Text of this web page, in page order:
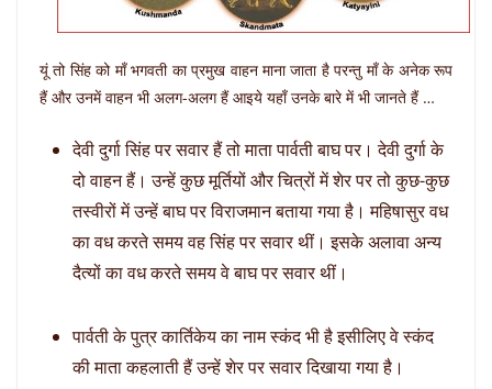
यूं तो सिंह को माँ भगवती का प्रमुख वाहन माना जाता है परन्तु माँ के अनेक रूप
हैं और उनमें वाहन भी अलग-अलग हैं आइये यहाँ उनके बारे में भी जानते हैं …
देवी दुर्गा सिंह पर सवार हैं तो माता पार्वती बाघ पर। देवी दुर्गा के
दो वाहन हैं। उन्हें कुछ मूर्तियों और चित्रों में शेर पर तो कुछ-कुछ
तस्वीरों में उन्हें बाघ पर विराजमान बताया गया है। महिषासुर वध
का वध करते समय वह सिंह पर सवार थीं। इसके अलावा अन्य
दैत्यों का वध करते समय वे बाघ पर सवार थीं।
पार्वती के पुत्र कार्तिकेय का नाम स्कंद भी है इसीलिए वे स्कंद
की माता कहलाती हैं उन्हें शेर पर सवार दिखाया गया है।